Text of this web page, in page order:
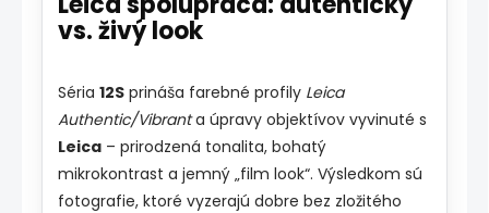
vs. živý look
Séria 12Sprináša farebné profily Leica
Authentic/Vibranta úpravy objektívov vyvinuté s
Leica– prirodzená tonalita, bohatý
mikrokontrast a jemný „film look“. Výsledkom sú
fotografie, ktoré vyzerajú dobre bez zložitého